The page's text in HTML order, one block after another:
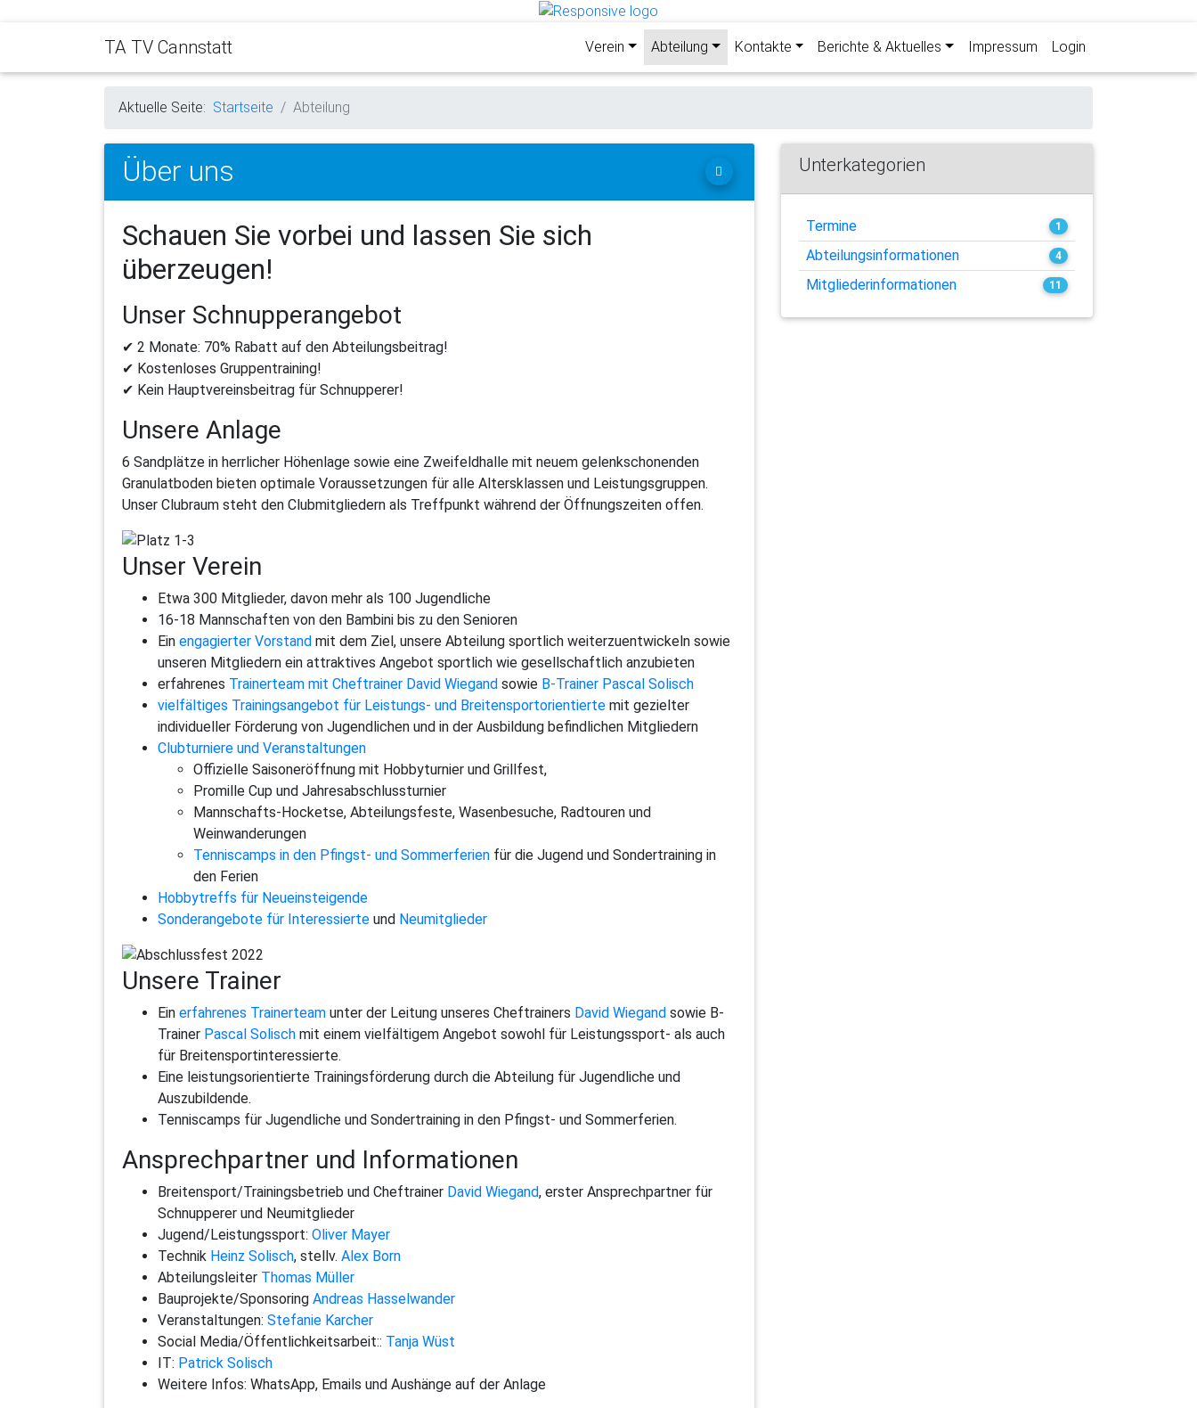
TA TV Cannstatt Verein Abteilung Kontakte Berichte & Aktuelles Impressum Login
Aktuelle Seite: Startseite Abteilung
Über uns
Schauen Sie vorbei und lassen Sie sich
überzeugen!
Unser Schnupperangebot
✔ 2 Monate: 70% Rabatt auf den Abteilungsbeitrag!
✔ Kostenloses Gruppentraining!
✔ Kein Hauptvereinsbeitrag für Schnupperer!
Unsere Anlage
6 Sandplätze in herrlicher Höhenlage sowie eine Zweifeldhalle mit neuem gelenkschonenden
Granulatboden bieten optimale Voraussetzungen für alle Altersklassen und Leistungsgruppen.
Unser Clubraum steht den Clubmitgliedern als Treffpunkt während der Öffnungszeiten offen.
Unser Verein
Etwa 300 Mitglieder, davon mehr als 100 Jugendliche
16-18 Mannschaften von den Bambini bis zu den Senioren
Ein engagierter Vorstand mit dem Ziel, unsere Abteilung sportlich weiterzuentwickeln sowie
unseren Mitgliedern ein attraktives Angebot sportlich wie gesellschaftlich anzubieten
erfahrenes Trainerteam mit Cheftrainer David Wiegand sowie B-Trainer Pascal Solisch
vielfältiges Trainingsangebot für Leistungs- und Breitensportorientierte mit gezielter
individueller Förderung von Jugendlichen und in der Ausbildung befindlichen Mitgliedern
Clubturniere und Veranstaltungen
Offizielle Saisoneröffnung mit Hobbyturnier und Grillfest,
Promille Cup und Jahresabschlussturnier
Mannschafts-Hocketse, Abteilungsfeste, Wasenbesuche, Radtouren und
Weinwanderungen
Tenniscamps in den Pfingst- und Sommerferien für die Jugend und Sondertraining in
den Ferien
Hobbytreffs für Neueinsteigende
Sonderangebote für Interessierte und Neumitglieder
Unsere Trainer
Ein erfahrenes Trainerteam unter der Leitung unseres Cheftrainers David Wiegand sowie B-
Trainer Pascal Solisch mit einem vielfältigem Angebot sowohl für Leistungssport- als auch
für Breitensportinteressierte.
Eine leistungsorientierte Trainingsförderung durch die Abteilung für Jugendliche und
Auszubildende.
Tenniscamps für Jugendliche und Sondertraining in den Pfingst- und Sommerferien.
Ansprechpartner und Informationen
Breitensport/Trainingsbetrieb und Cheftrainer David Wiegand, erster Ansprechpartner für
Schnupperer und Neumitglieder
Jugend/Leistungssport: Oliver Mayer
Technik Heinz Solisch, stellv. Alex Born
Abteilungsleiter Thomas Müller
Bauprojekte/Sponsoring Andreas Hasselwander
Veranstaltungen: Stefanie Karcher
Social Media/Öffentlichkeitsarbeit:: Tanja Wüst
IT: Patrick Solisch
Weitere Infos: WhatsApp, Emails und Aushänge auf der Anlage
Unterkategorien
Termine 1
Abteilungsinformationen 4
Mitgliederinformationen 11